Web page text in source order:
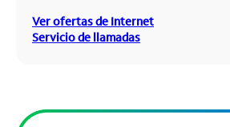
Ver ofertas de Internet
Servicio de llamadas